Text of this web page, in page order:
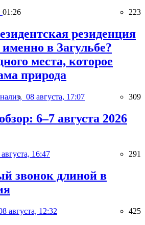
01:26 223
резиденция
в Загульбе?
места, которое
природа
08 августа, 17:07 309
6–7 августа 2026
16:47 291
звонок длиной в
августа, 12:32 425